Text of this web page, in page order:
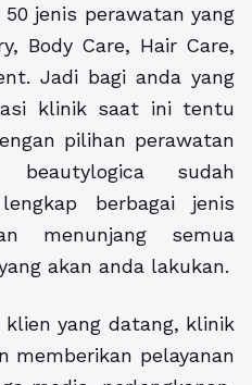
jenis perawatan yang
Body Care, Hair Care,
Jadi bagi anda yang
klinik saat ini tentu
pilihan perawatan
sudah
berbagai jenis
menunjang semua
akan anda lakukan.
klien yang datang, klinik
memberikan pelayanan